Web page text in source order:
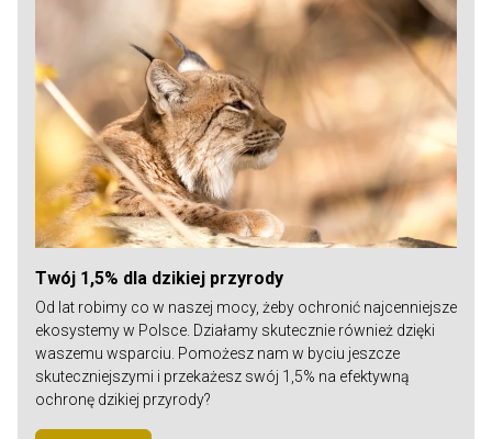
Twój 1,5% dla dzikiej przyrody
Od lat robimy co w naszej mocy, żeby ochronić najcenniejsze
ekosystemy w Polsce. Działamy skutecznie również dzięki
waszemu wsparciu. Pomożesz nam w byciu jeszcze
skuteczniejszymi i przekażesz swój 1,5% na efektywną
ochronę dzikiej przyrody?